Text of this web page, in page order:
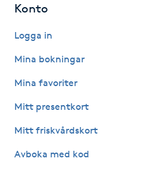
Hot yoga
Huduppstramning
Hudvård
Konto
Logga in
Mina bokningar
Mina favoriter
Mitt presentkort
Mitt friskvårdskort
Avboka med kod